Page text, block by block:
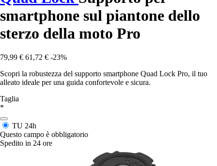
smartphone sul piantone dello
sterzo della moto Pro
79,99 € 61,72 € -23%
Scopri la robustezza del supporto smartphone Quad Lock Pro, il tuo
alleato ideale per una guida confortevole e sicura.
Taglia
*
TU 24h
Questo campo è obbligatorio
Spedito in 24 ore